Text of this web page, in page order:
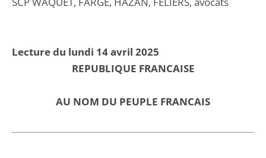
Lecture du lundi 14 avril 2025
REPUBLIQUE FRANCAISE
AU NOM DU PEUPLE FRANCAIS